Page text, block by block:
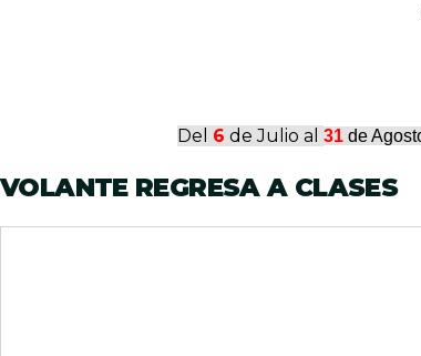
Del 6 de Julio al 31 de
VOLANTE REGRESA A CLASES